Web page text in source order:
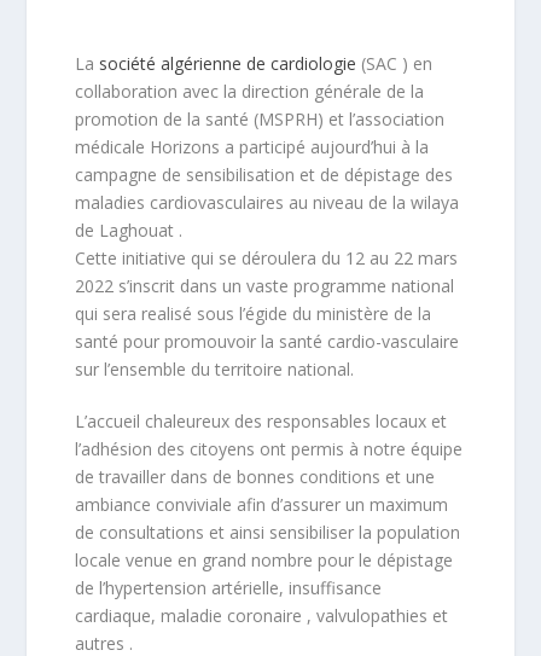
La société algérienne de cardiologie (SAC ) en
collaboration avec la direction générale de la
promotion de la santé (MSPRH) et l’association
médicale Horizons a participé aujourd’hui à la
campagne de sensibilisation et de dépistage des
maladies cardiovasculaires au niveau de la wilaya
de Laghouat .
Cette initiative qui se déroulera du 12 au 22 mars
2022 s’inscrit dans un vaste programme national
qui sera realisé sous l’égide du ministère de la
santé pour promouvoir la santé cardio-vasculaire
sur l’ensemble du territoire national.
L’accueil chaleureux des responsables locaux et
l’adhésion des citoyens ont permis à notre équipe
de travailler dans de bonnes conditions et une
ambiance conviviale afin d’assurer un maximum
de consultations et ainsi sensibiliser la population
locale venue en grand nombre pour le dépistage
de l’hypertension artérielle, insuffisance
cardiaque, maladie coronaire , valvulopathies et
autres .